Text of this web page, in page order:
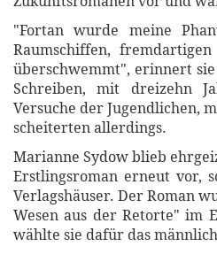
"Fortan wurde meine
Raumschiffen,
überschwemmt", erinnert sie
Schreiben, mit dreizehn
Versuche der Jugendlichen,
scheiterten allerdings.
Marianne Sydow blieb
Erstlingsroman erneut vor,
Verlagshäuser. Der Roman
Wesen aus der Retorte" im
wählte sie dafür das